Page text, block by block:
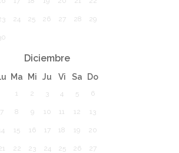
24 25 26 27 28 29
Diciembre
Ma Mi Ju Vi Sa Do
1 2 3 4 5 6
7 8 9 10 11 12 13
14 15 16 17 18 19 20
22 23 24 25 26 27